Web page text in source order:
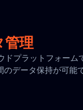
管理
ドプラットフォーム
のデータ保持が可能